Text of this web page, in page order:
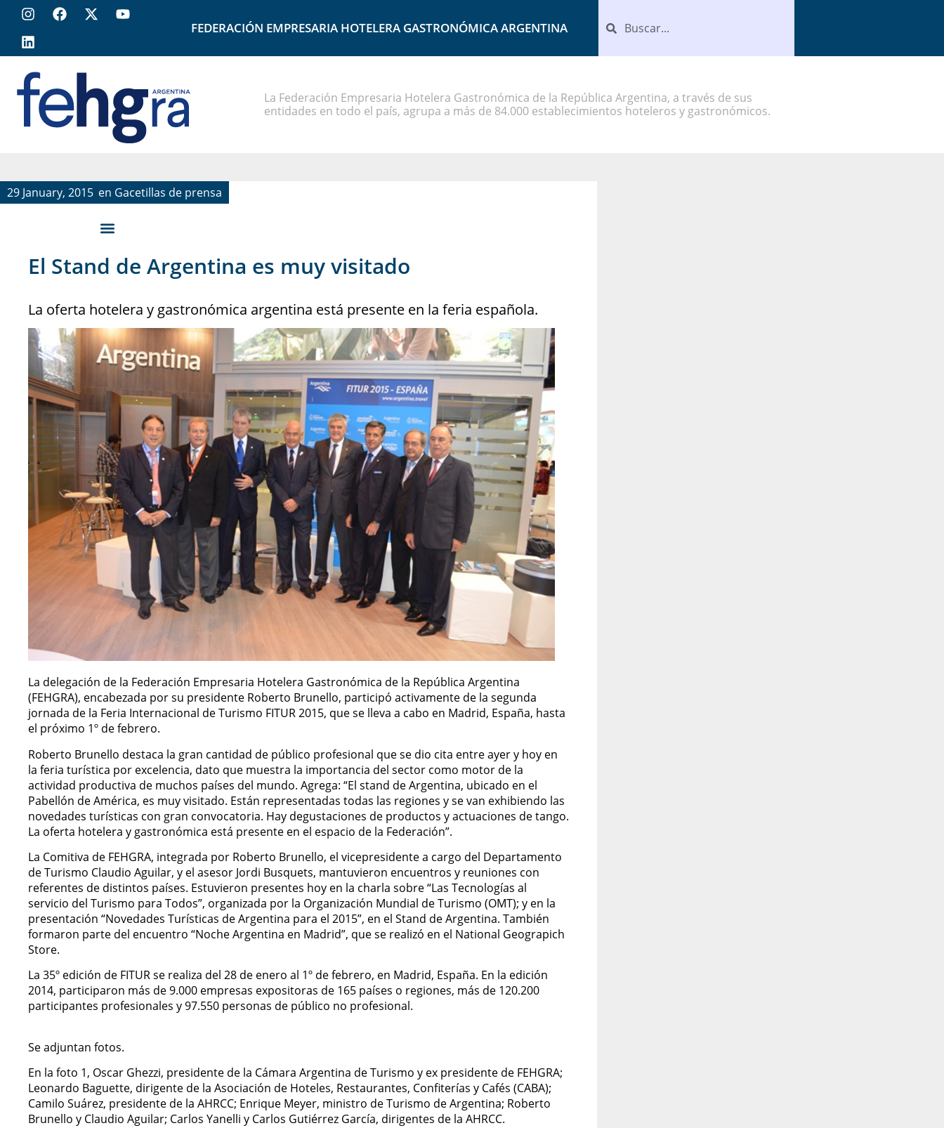
FEDERACIÓN EMPRESARIA HOTELERA GASTRONÓMICA ARGENTINA
La Federación Empresaria Hotelera Gastronómica de la República Argentina, a través de sus
entidades en todo el país, agrupa a más de 84.000 establecimientos hoteleros y gastronómicos.
29 January, 2015 en Gacetillas de prensa
El Stand de Argentina es muy visitado
La oferta hotelera y gastronómica argentina está presente en la feria española.
La delegación de la Federación Empresaria Hotelera Gastronómica de la República Argentina
(FEHGRA), encabezada por su presidente Roberto Brunello, participó activamente de la segunda
jornada de la Feria Internacional de Turismo FITUR 2015, que se lleva a cabo en Madrid, España, hasta
el próximo 1º de febrero.
Roberto Brunello destaca la gran cantidad de público profesional que se dio cita entre ayer y hoy en
la feria turística por excelencia, dato que muestra la importancia del sector como motor de la
actividad productiva de muchos países del mundo. Agrega: “El stand de Argentina, ubicado en el
Pabellón de América, es muy visitado. Están representadas todas las regiones y se van exhibiendo las
novedades turísticas con gran convocatoria. Hay degustaciones de productos y actuaciones de tango.
La oferta hotelera y gastronómica está presente en el espacio de la Federación”.
La Comitiva de FEHGRA, integrada por Roberto Brunello, el vicepresidente a cargo del Departamento
de Turismo Claudio Aguilar, y el asesor Jordi Busquets, mantuvieron encuentros y reuniones con
referentes de distintos países. Estuvieron presentes hoy en la charla sobre “Las Tecnologías al
servicio del Turismo para Todos”, organizada por la Organización Mundial de Turismo (OMT); y en la
presentación “Novedades Turísticas de Argentina para el 2015”, en el Stand de Argentina. También
formaron parte del encuentro “Noche Argentina en Madrid”, que se realizó en el National Geograpich
Store.
La 35º edición de FITUR se realiza del 28 de enero al 1º de febrero, en Madrid, España. En la edición
2014, participaron más de 9.000 empresas expositoras de 165 países o regiones, más de 120.200
participantes profesionales y 97.550 personas de público no profesional.
Se adjuntan fotos.
En la foto 1, Oscar Ghezzi, presidente de la Cámara Argentina de Turismo y ex presidente de FEHGRA;
Leonardo Baguette, dirigente de la Asociación de Hoteles, Restaurantes, Confiterías y Cafés (CABA);
Camilo Suárez, presidente de la AHRCC; Enrique Meyer, ministro de Turismo de Argentina; Roberto
Brunello y Claudio Aguilar; Carlos Yanelli y Carlos Gutiérrez García, dirigentes de la AHRCC.